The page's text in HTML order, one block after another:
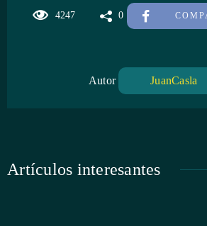
4247 0
Autor JuanCasla
Artículos interesantes